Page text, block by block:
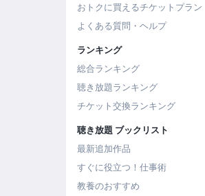
おトクに買えるチケットプラン
よくある質問・ヘルプ
ランキング
総合ランキング
聴き放題ランキング
チケット交換ランキング
聴き放題 ブックリスト
最新追加作品
すぐに役立つ！仕事術
教養のおすすめ